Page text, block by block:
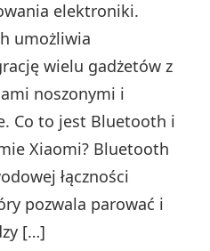
elektroniki.
umożliwia
wielu gadżetów z
noszonymi i
Co to jest Bluetooth i
Xiaomi? Bluetooth
łączności
pozwala parować i
[…]